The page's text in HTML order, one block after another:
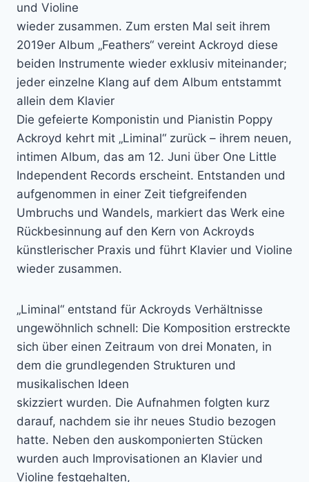
und Violine
wieder zusammen. Zum ersten Mal seit ihrem
2019er Album „Feathers“ vereint Ackroyd diese
beiden Instrumente wieder exklusiv miteinander;
jeder einzelne Klang auf dem Album entstammt
allein dem Klavier
Die gefeierte Komponistin und Pianistin Poppy
Ackroyd kehrt mit „Liminal“ zurück – ihrem neuen,
intimen Album, das am 12. Juni über One Little
Independent Records erscheint. Entstanden und
aufgenommen in einer Zeit tiefgreifenden
Umbruchs und Wandels, markiert das Werk eine
Rückbesinnung auf den Kern von Ackroyds
künstlerischer Praxis und führt Klavier und Violine
wieder zusammen.
„Liminal“ entstand für Ackroyds Verhältnisse
ungewöhnlich schnell: Die Komposition erstreckte
sich über einen Zeitraum von drei Monaten, in
dem die grundlegenden Strukturen und
musikalischen Ideen
skizziert wurden. Die Aufnahmen folgten kurz
darauf, nachdem sie ihr neues Studio bezogen
hatte. Neben den auskomponierten Stücken
wurden auch Improvisationen an Klavier und
Violine festgehalten,